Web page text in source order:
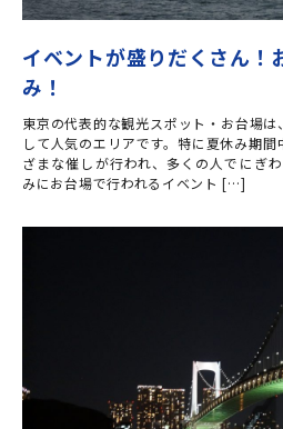
イベントが盛りだくさん！
み！
東京の代表的な観光スポット・お台場
して人気のエリアです。特に夏休み期
ざまな催しが行われ、多くの人でにぎ
みにお台場で行われるイベント […]